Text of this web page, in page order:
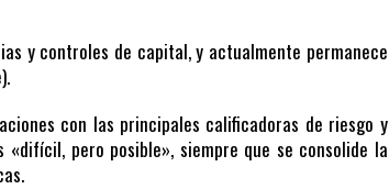
y controles de capital, y actualmente permanece
con las principales calificadoras de riesgo y
pero posible», siempre que se consolide la